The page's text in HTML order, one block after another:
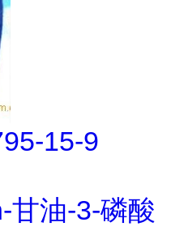
15-9
甘油-3-磷酸